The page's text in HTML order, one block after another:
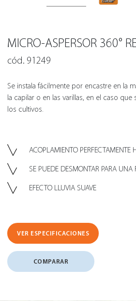
MICRO-ASPERSOR 360°
cód. 91249
Se instala fácilmente por encastre en la
la capilar o en las varillas, en el caso
los cultivos.
ACOPLAMIENTO PERFECTAMENTE
SE PUEDE DESMONTAR PARA UNA
EFECTO LLUVIA SUAVE
VER ESPECIFICACIONES
COMPARAR